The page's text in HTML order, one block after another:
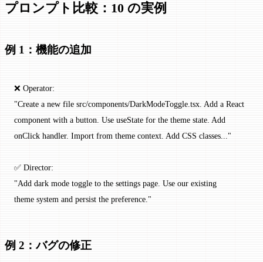
プロンプト比較：10 の実例
例 1：機能の追加
❌ Operator:
"Create a new file src/components/DarkModeToggle.tsx. Add a React
component with a button. Use useState for the theme state. Add
onClick handler. Import from theme context. Add CSS classes..."
✅ Director:
"Add dark mode toggle to the settings page. Use our existing
theme system and persist the preference."
例 2：バグの修正